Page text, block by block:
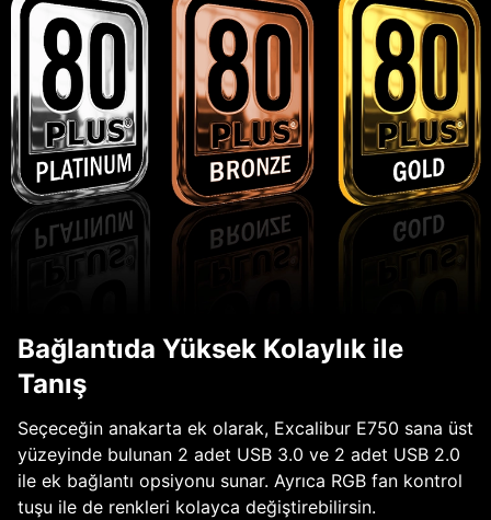
Bağlantıda Yüksek Kolaylık ile
Tanış
Seçeceğin anakarta ek olarak, Excalibur E750 sana üst
yüzeyinde bulunan 2 adet USB 3.0 ve 2 adet USB 2.0
ile ek bağlantı opsiyonu sunar. Ayrıca RGB fan kontrol
tuşu ile de renkleri kolayca değiştirebilirsin.